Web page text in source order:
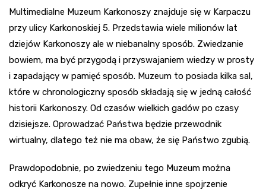
Multimedialne Muzeum Karkonoszy znajduje się w Karpaczu
przy ulicy Karkonoskiej 5. Przedstawia wiele milionów lat
dziejów Karkonoszy ale w niebanalny sposób. Zwiedzanie
bowiem, ma być przygodą i przyswajaniem wiedzy w prosty
i zapadający w pamięć sposób. Muzeum to posiada kilka sal,
które w chronologiczny sposób składają się w jedną całość
historii Karkonoszy. Od czasów wielkich gadów po czasy
dzisiejsze. Oprowadzać Państwa będzie przewodnik
wirtualny, dlatego też nie ma obaw, że się Państwo zgubią.
Prawdopodobnie, po zwiedzeniu tego Muzeum można
odkryć Karkonosze na nowo. Zupełnie inne spojrzenie